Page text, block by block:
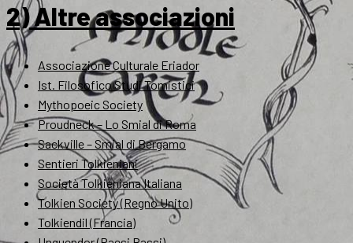
2) Altre associazioni
Associazione Culturale Eriador
Ist. Filosofico Studi Tomistici
Mythopoeic Society
Proudneck – Lo Smial di Roma
Sackville – Smial di Bergamo
Sentieri Tolkieniani
Società Tolkieniana Italiana
Tolkien Society (Regno Unito)
Tolkiendil (Francia)